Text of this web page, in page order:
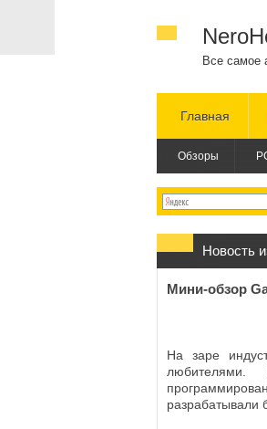
Все самое
Главная
Обзоры
Новость
Мини-обзор
На заре
разрабатывали